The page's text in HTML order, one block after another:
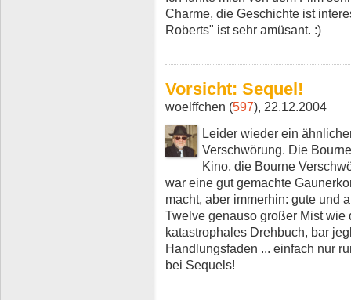
Charme, die Geschichte ist
Roberts" ist sehr amüsant. :)
Vorsicht: Sequel!
woelffchen (597), 22.12.2004
Leider wieder ein
Verschwörung. Die
Kino, die Bourne
war eine gut gemachte
macht, aber immerhin: gute und
Twelve genauso großer Mist
katastrophales Drehbuch, bar
Handlungsfaden ... einfach nur
bei Sequels!